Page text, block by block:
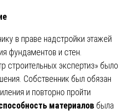
в праве надстройки этажей
фундаментов и стен.
строительных экспертиз» было
Собственник был обязан
и повторно пройти
материалов была